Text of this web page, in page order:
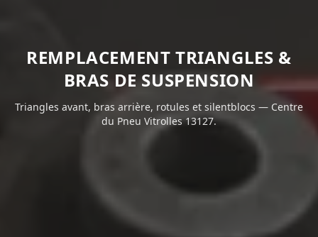
REMPLACEMENT TRIANGLES &
BRAS DE SUSPENSION
Triangles avant, bras arrière, rotules et silentblocs — Centre
du Pneu Vitrolles 13127.